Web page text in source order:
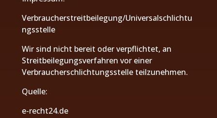
Verbraucherstreitbeilegung/Universalschlichtu
ngsstelle
Wir sind nicht bereit oder verpflichtet, an
Streitbeilegungsverfahren vor einer
Verbraucherschlichtungsstelle teilzunehmen.
Quelle:
e-recht24.de